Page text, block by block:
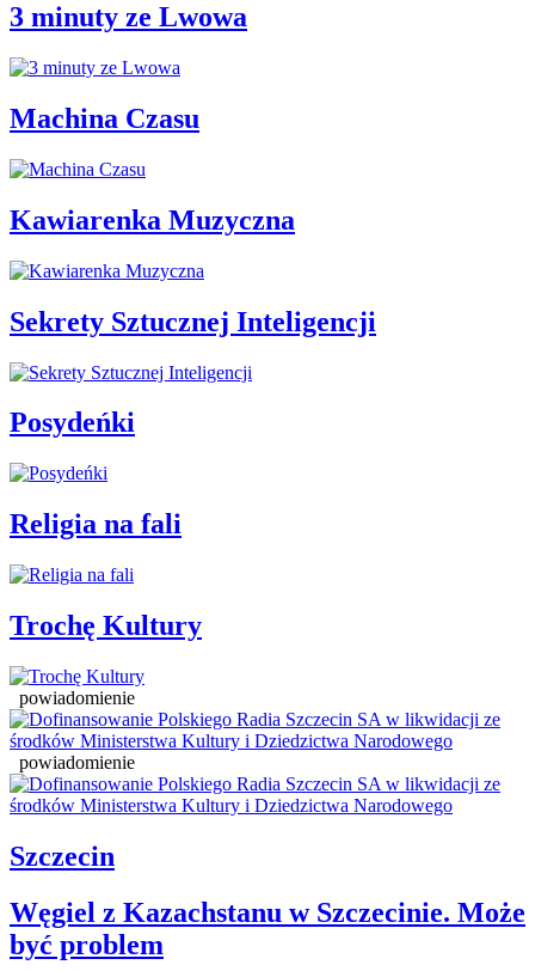
3 minuty ze Lwowa
Machina Czasu
Kawiarenka Muzyczna
Sekrety Sztucznej Inteligencji
Posydeńki
Religia na fali
Trochę Kultury
powiadomienie
powiadomienie
Szczecin
Węgiel z Kazachstanu w Szczecinie. Może
być problem